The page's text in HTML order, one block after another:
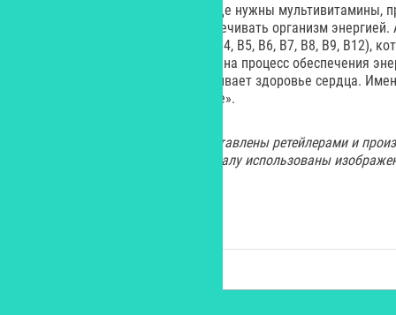
Отвечая на вопрос, зачем вообще нужны мультивитамины,
подчеркивают, как важно обеспечивать организм
витамины группы B (B1, B2, B3, B4, B5, B6, B7, B8, B9, B12),
метаболизме глюкозы и влияют на процесс обеспечения
коэнзим Q10, который поддерживает здоровье сердца.
содержится в «Женской формуле».
Изображения косметики предоставлены ретейлерами и
заходных иллюстраций к материалу использованы